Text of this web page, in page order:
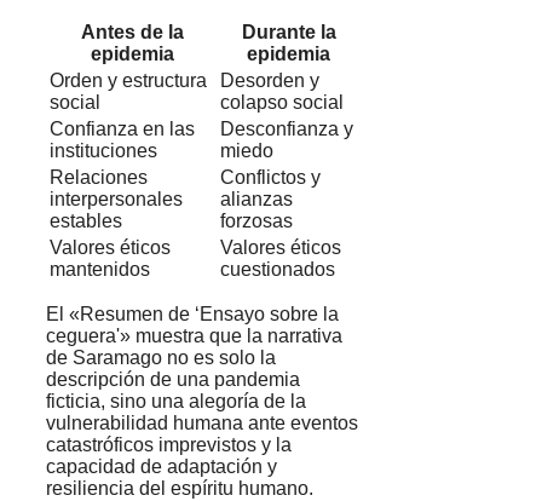
Antes de la
epidemia
Durante la
epidemia
Orden y estructura
social
Desorden y
colapso social
Confianza en las
instituciones
Desconfianza y
miedo
Relaciones
interpersonales
estables
Conflictos y
alianzas
forzosas
Valores éticos
mantenidos
Valores éticos
cuestionados
El «Resumen de ‘Ensayo sobre la
ceguera'» muestra que la narrativa
de Saramago no es solo la
descripción de una pandemia
ficticia, sino una alegoría de la
vulnerabilidad humana ante eventos
catastróficos imprevistos y la
capacidad de adaptación y
resiliencia del espíritu humano.